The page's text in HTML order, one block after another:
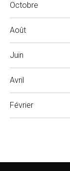
Octobre
Août
Juin
Avril
Février